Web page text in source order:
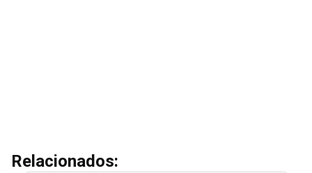
Relacionados: